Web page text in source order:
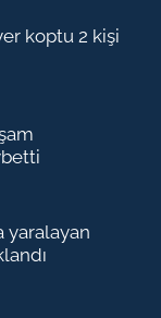
koptu 2 kişi
yaralayan